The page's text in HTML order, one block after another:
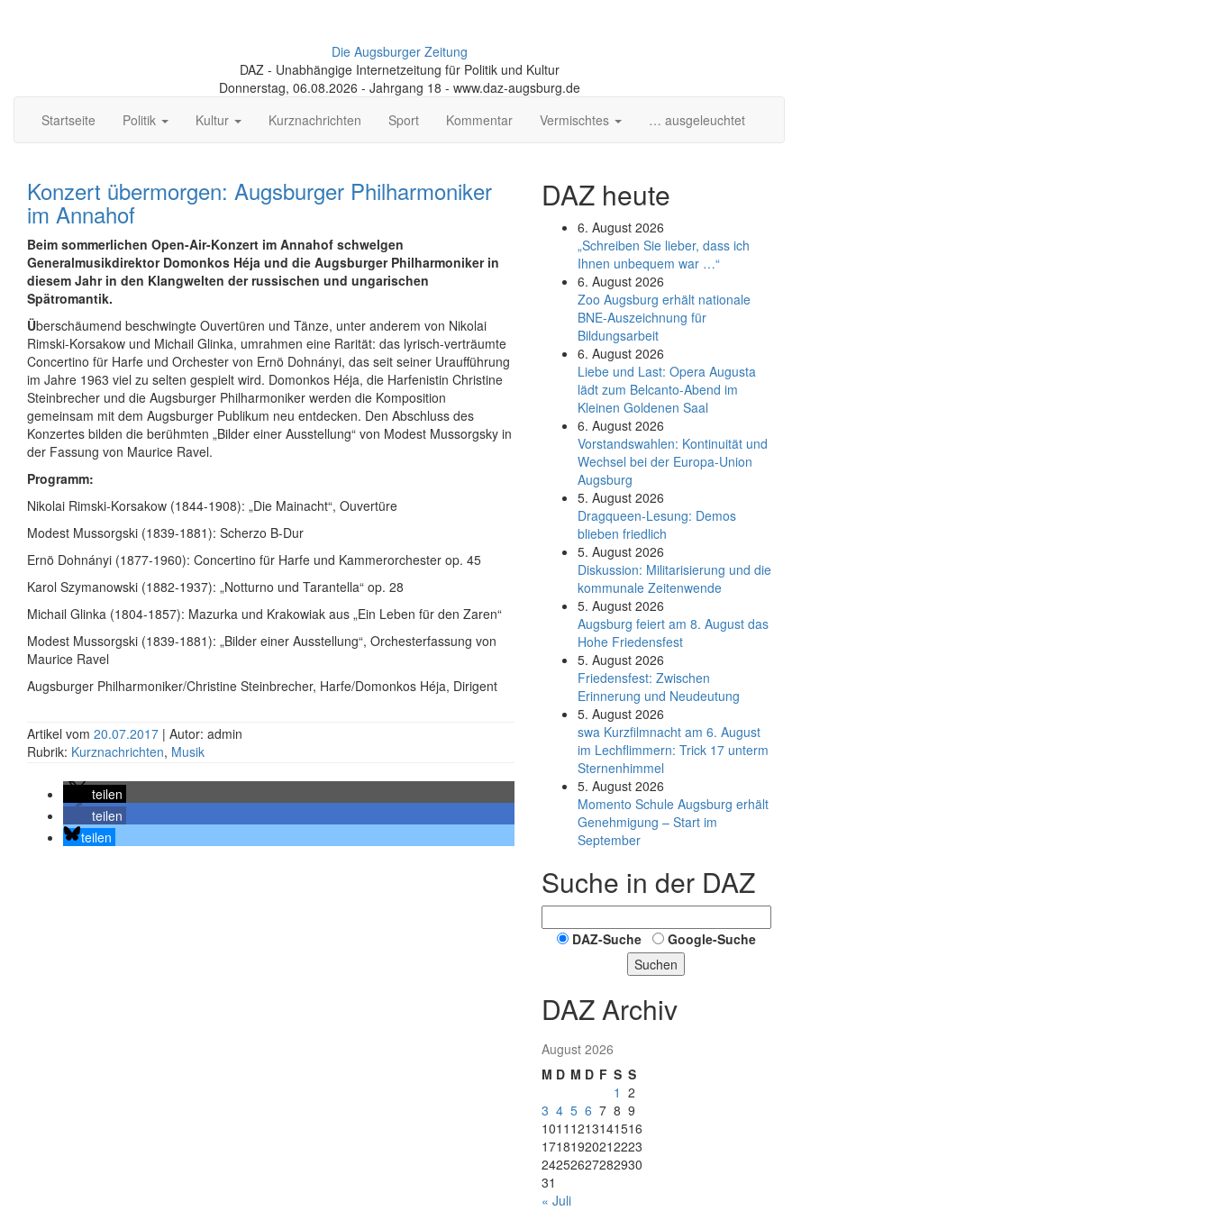
Die Augsburger Zeitung
DAZ - Unabhängige Internetzeitung für Politik und Kultur
Donnerstag, 06.08.2026 - Jahrgang 18 - www.daz-augsburg.de
Startseite
Politik Kultur Kurznachrichten Sport Kommentar Vermischtes … ausgeleuchtet
Konzert übermorgen: Augsburger Philharmoniker
im Annahof
Beim sommerlichen Open-Air-Konzert im Annahof schwelgen
Generalmusikdirektor Domonkos Héja und die Augsburger Philharmoniker in
diesem Jahr in den Klangwelten der russischen und ungarischen
Spätromantik.
Überschäumend beschwingte Ouvertüren und Tänze, unter anderem von Nikolai
Rimski-Korsakow und Michail Glinka, umrahmen eine Rarität: das lyrisch-verträumte
Concertino für Harfe und Orchester von Ernö Dohnányi, das seit seiner Uraufführung
im Jahre 1963 viel zu selten gespielt wird. Domonkos Héja, die Harfenistin Christine
Steinbrecher und die Augsburger Philharmoniker werden die Komposition
gemeinsam mit dem Augsburger Publikum neu entdecken. Den Abschluss des
Konzertes bilden die berühmten „Bilder einer Ausstellung“ von Modest Mussorgsky in
der Fassung von Maurice Ravel.
Programm:
Nikolai Rimski-Korsakow (1844-1908): „Die Mainacht“, Ouvertüre
Modest Mussorgski (1839-1881): Scherzo B-Dur
Ernö Dohnányi (1877-1960): Concertino für Harfe und Kammerorchester op. 45
Karol Szymanowski (1882-1937): „Notturno und Tarantella“ op. 28
Michail Glinka (1804-1857): Mazurka und Krakowiak aus „Ein Leben für den Zaren“
Modest Mussorgski (1839-1881): „Bilder einer Ausstellung“, Orchesterfassung von
Maurice Ravel
Augsburger Philharmoniker/Christine Steinbrecher, Harfe/Domonkos Héja, Dirigent
Artikel vom 20.07.2017 | Autor: admin
Rubrik: Kurznachrichten, Musik
teilen
teilen
teilen
DAZ heute
6. August 2026
„Schreiben Sie lieber, dass ich
Ihnen unbequem war …“
6. August 2026
Zoo Augsburg erhält nationale
BNE-Auszeichnung für
Bildungsarbeit
6. August 2026
Liebe und Last: Opera Augusta
lädt zum Belcanto-Abend im
Kleinen Goldenen Saal
6. August 2026
Vorstandswahlen: Kontinuität und
Wechsel bei der Europa-Union
Augsburg
5. August 2026
Dragqueen-Lesung: Demos
blieben friedlich
5. August 2026
Diskussion: Mi­li­ta­ri­sie­rung und die
kommunale Zeitenwende
5. August 2026
Augsburg feiert am 8. August das
Hohe Friedensfest
5. August 2026
Friedensfest: Zwischen
Erinnerung und Neudeutung
5. August 2026
swa Kurz­film­nacht am 6. August
im Lech­flim­mern: Trick 17 unterm
Sternen­himmel
5. August 2026
Momento Schule Augsburg erhält
Genehmigung – Start im
September
Suche in der DAZ
DAZ-Suche
Google-Suche
Suchen
DAZ Archiv
August 2026
M D M D F S S
1 2
3 4 5 6 7 8 9
1011 1213141516
17181920212223
24252627282930
31
« Juli